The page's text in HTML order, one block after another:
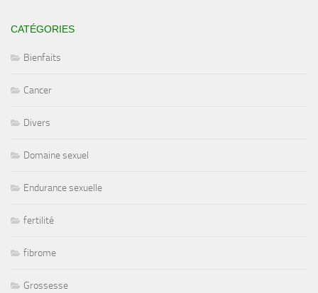
CATÉGORIES
Bienfaits
Cancer
Divers
Domaine sexuel
Endurance sexuelle
fertilité
fibrome
Grossesse